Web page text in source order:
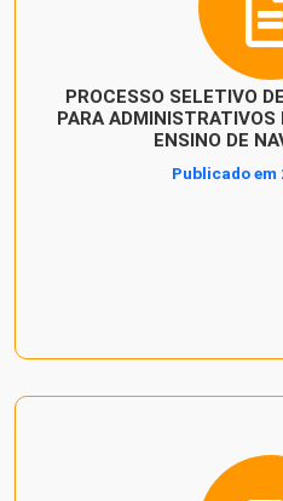
PROCESSO SELETIVO
PARA ADMINISTRATIVOS
ENSINO DE
Publicado em